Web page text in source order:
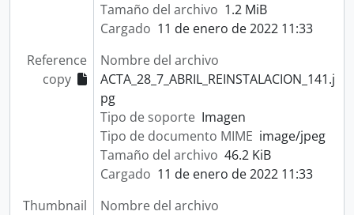
Tamaño del archivo 1.2 MiB
Cargado 11 de enero de 2022 11:33
Reference
copy
Nombre del archivo
ACTA_28_7_ABRIL_REINSTALACION_141.j
pg
Tipo de soporte Imagen
Tipo de documento MIME image/jpeg
Tamaño del archivo 46.2 KiB
Cargado 11 de enero de 2022 11:33
Thumbnail
Nombre del archivo